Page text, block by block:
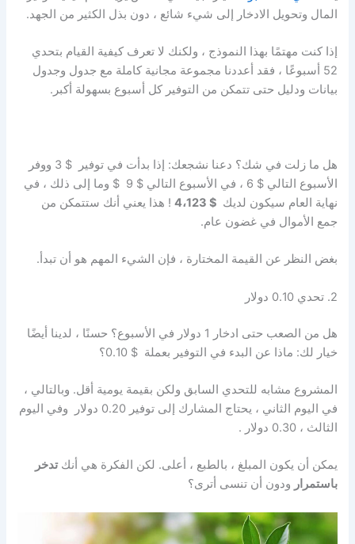
المال وتحويل الادخار إلى شيء شائع ، دون بذل الكثير من الجهد.
إذا كنت مهتمًا بهذا النموذج ، ولكنك لا تعرف كيفية القيام بتحدي
52 أسبوعًا ، فقد أعددنا مجموعة مجانية كاملة مع جدول وجدول
بيانات ودليل حتى تتمكن من التوفير كل أسبوع بسهولة أكبر.
هل ما زلت في شك؟ دعنا نشجعك: إذا بدأت في توفير $ 3 ووفر
الأسبوع التالي $ 6 ، في الأسبوع التالي $ 9 $ وما إلى ذلك ، في
نهاية العام سيكون لديك $ 4،123
! هذا يعني أنك ستتمكن من
جمع الأموال في غضون عام.
بغض النظر عن القيمة المختارة ، فإن الشيء المهم هو أن تبدأ.
2. تحدي 0.10 دولار
هل من الصعب حتى ادخار 1 دولار في الأسبوع؟ حسنًا ، لدينا أيضًا
خيار لك: ماذا عن البدء في التوفير بعملة $ 0.10؟
المشروع مشابه للتحدي السابق ولكن بقيمة يومية أقل. وبالتالي ،
في اليوم الثاني ، يحتاج المشارك إلى توفير 0.20 دولار وفي اليوم
الثالث ، 0.30 دولار .
يمكن أن يكون المبلغ ، بالطبع ، أعلى. لكن الفكرة هي أنكتدخر
باستمرار ودون أن تنسى أترى؟